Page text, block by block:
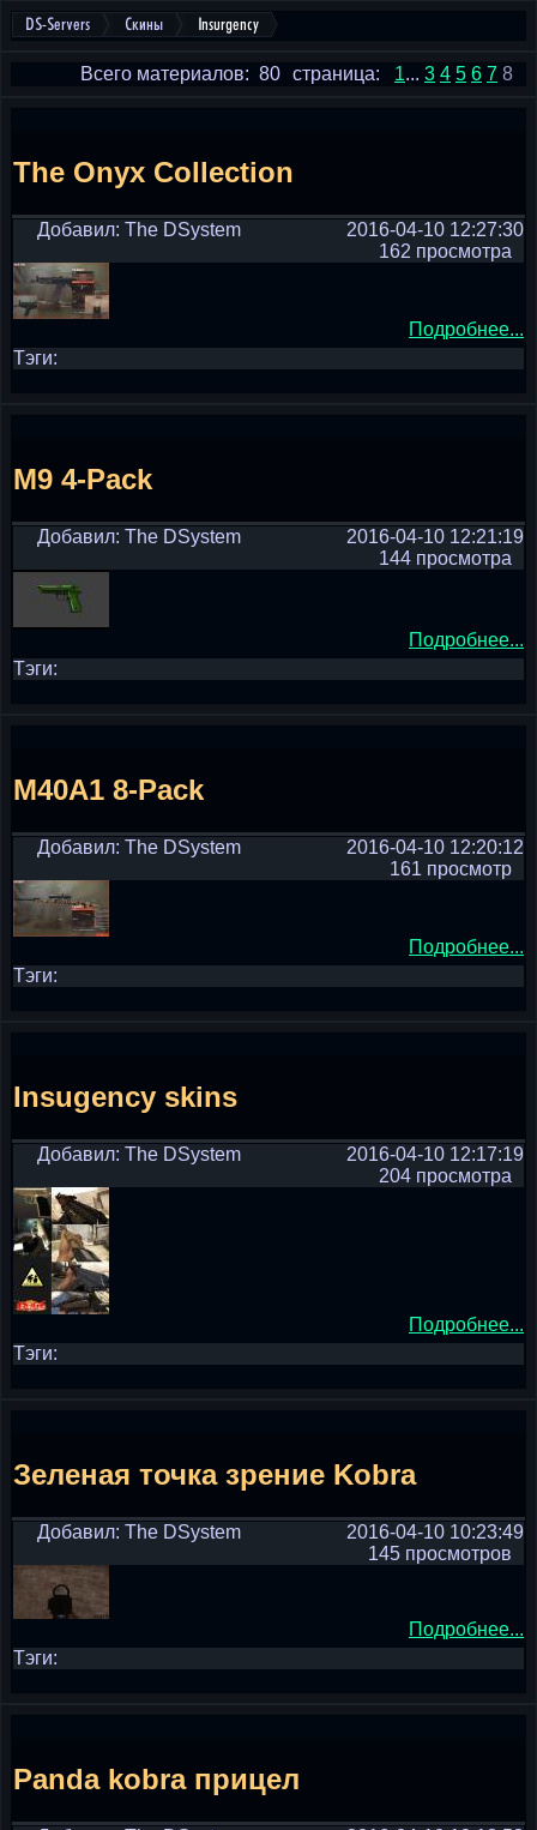
DS-Servers Скины Insurgency
страница: 1... 3 4 5 6 7 8
Всего материалов: 80
The Onyx Collection
Добавил: The DSystem
2016-04-10 12:27:30
162 просмотра
Подробнее...
Тэги:
M9 4-Pack
Добавил: The DSystem
2016-04-10 12:21:19
144 просмотра
Подробнее...
Тэги:
M40A1 8-Pack
Добавил: The DSystem
2016-04-10 12:20:12
161 просмотр
Подробнее...
Тэги:
Insugency skins
Добавил: The DSystem
2016-04-10 12:17:19
204 просмотра
Подробнее...
Тэги:
Зеленая точка зрение Kobra
Добавил: The DSystem
2016-04-10 10:23:49
145 просмотров
Подробнее...
Тэги:
Panda kobra прицел